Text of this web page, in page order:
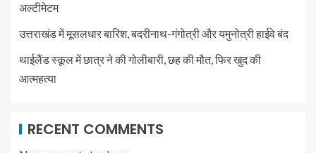
अल्टीमेटम
उत्तराखंड में मूसलधार बारिश, बदरीनाथ-गंगोत्री और यमुनोत्री हाईवे बंद
थाईलैंड स्कूल में छात्र ने की गोलीबारी, छह की मौत, फिर खुद की
आत्महत्या
RECENT COMMENTS